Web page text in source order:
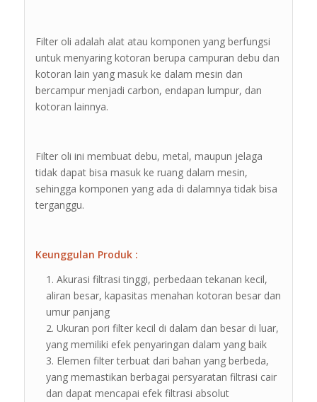
Filter oli adalah alat atau komponen yang berfungsi
untuk menyaring kotoran berupa campuran debu dan
kotoran lain yang masuk ke dalam mesin dan
bercampur menjadi carbon, endapan lumpur, dan
kotoran lainnya.
Filter oli ini membuat debu, metal, maupun jelaga
tidak dapat bisa masuk ke ruang dalam mesin,
sehingga komponen yang ada di dalamnya tidak bisa
terganggu.
Keunggulan Produk :
Akurasi filtrasi tinggi, perbedaan tekanan kecil,
aliran besar, kapasitas menahan kotoran besar dan
umur panjang
Ukuran pori filter kecil di dalam dan besar di luar,
yang memiliki efek penyaringan dalam yang baik
Elemen filter terbuat dari bahan yang berbeda,
yang memastikan berbagai persyaratan filtrasi cair
dan dapat mencapai efek filtrasi absolut